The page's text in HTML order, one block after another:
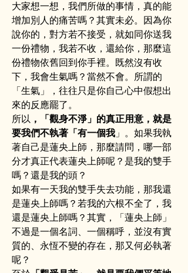
大家想一想，我們所做的事情，真的能
增加別人的痛苦嗎？其實未必。因為你
說你的，對方若不接受，就如同你送我
一份禮物，我若不收，還給你，那麼這
份禮物依舊回到你手裡。既然沒有收
下，我會生氣嗎？當然不會。所謂的
「生氣」，往往只是你自己心中假想出
來的反應罷了。
所以 ，「觀身不淨」的真正用意，就是
要我們不執著「有一個我」。如果我執
著自己是蓮央上師，那麼請問，哪一部
分才真正代表蓮央上師呢？是我的雙手
嗎？還是我的頭？
如果有一天我的雙手失去功能，那我還
是蓮央上師嗎？若我的六根不全了，我
還是蓮央上師嗎？其實，「蓮央上師」
不過是一個名詞、一個稱呼，並沒有實
質的、永恆不變的存在，那又何必執著
呢？